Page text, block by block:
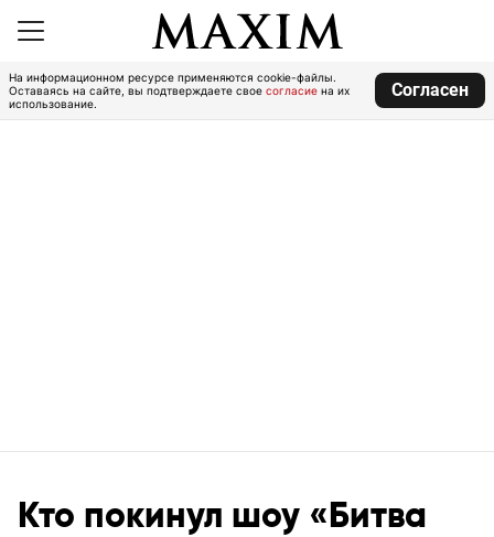
На информационном ресурсе применяются cookie-файлы.
Оставаясь на сайте, вы подтверждаете свое согласие на их
использование.
Согласен
Кто покинул шоу «Битва